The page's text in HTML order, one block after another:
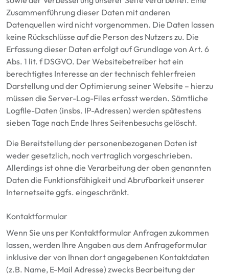
Zusammenführung dieser Daten mit anderen
Datenquellen wird nicht vorgenommen. Die Daten lassen
keine Rückschlüsse auf die Person des Nutzers zu. Die
Erfassung dieser Daten erfolgt auf Grundlage von Art. 6
Abs. 1 lit. f DSGVO. Der Websitebetreiber hat ein
berechtigtes Interesse an der technisch fehlerfreien
Darstellung und der Optimierung seiner Website – hierzu
müssen die Server-Log-Files erfasst werden. Sämtliche
Logfile-Daten (insbs. IP-Adressen) werden spätestens
sieben Tage nach Ende Ihres Seitenbesuchs gelöscht.
Die Bereitstellung der personenbezogenen Daten ist
weder gesetzlich, noch vertraglich vorgeschrieben.
Allerdings ist ohne die Verarbeitung der oben genannten
Daten die Funktionsfähigkeit und Abrufbarkeit unserer
Internetseite ggfs. eingeschränkt.
Kontaktformular
Wenn Sie uns per Kontaktformular Anfragen zukommen
lassen, werden Ihre Angaben aus dem Anfrageformular
inklusive der von Ihnen dort angegebenen Kontaktdaten
(z.B. Name, E-Mail Adresse) zwecks Bearbeitung der